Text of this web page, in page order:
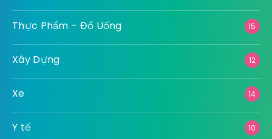
Thực Phẩm – Đồ Uống 15
Xây Dựng 12
Xe 14
Y tế 10